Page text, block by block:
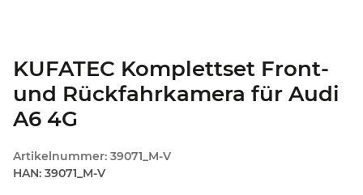
KUFATEC Komplettset Front-
und Rückfahrkamera für Audi
A6 4G
Artikelnummer: 39071_M-V
HAN: 39071_M-V